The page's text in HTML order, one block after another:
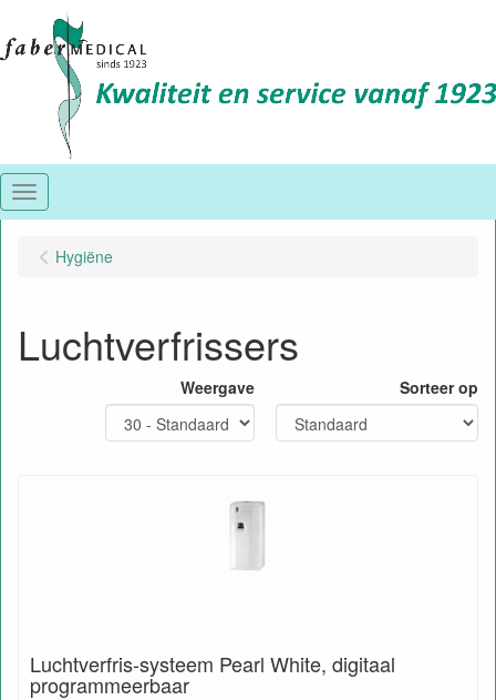
Menu
Hygiëne
Luchtverfrissers
Weergave Sorteer op
Luchtverfris-systeem Pearl White, digitaal
programmeerbaar